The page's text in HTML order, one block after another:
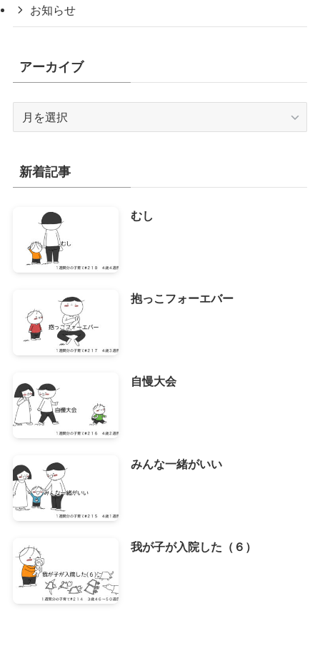
お知らせ
アーカイブ
イ
ブ
新着記事
むし
抱っこフォーエバー
自慢大会
みんな一緒がいい
我が子が入院した（６）